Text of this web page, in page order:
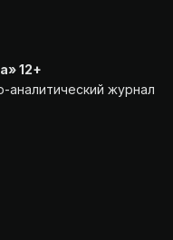
12+
журнал